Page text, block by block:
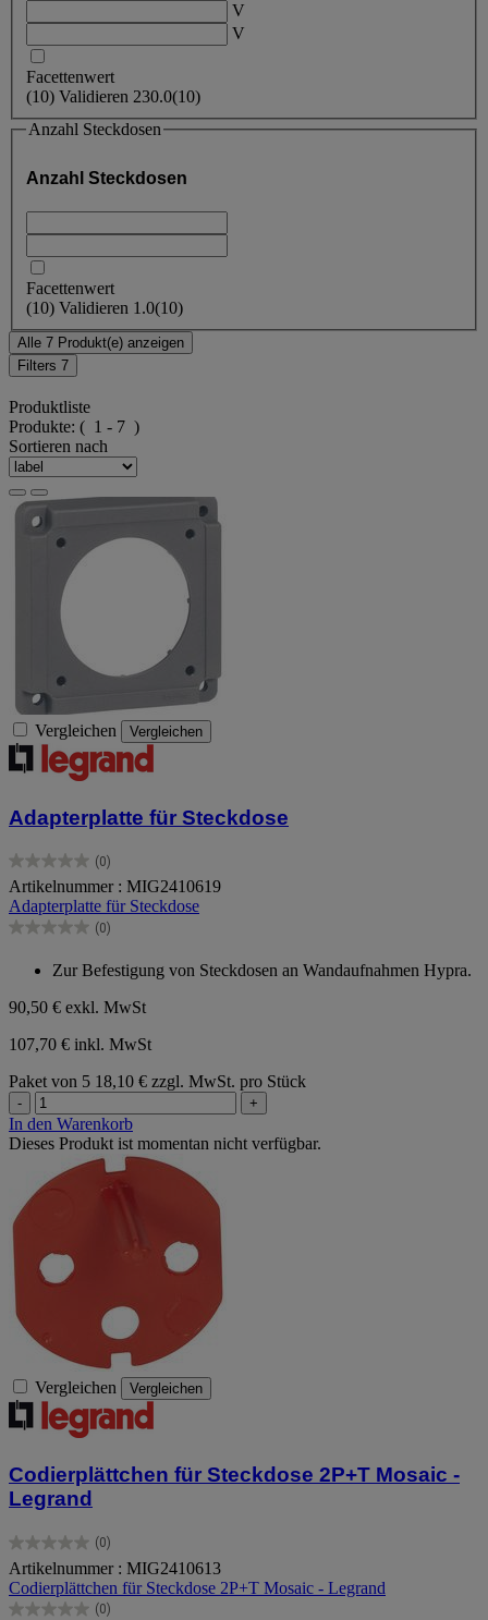
V
V
Facettenwert
(10) Validieren 230.0(10)
Anzahl Steckdosen
Anzahl Steckdosen
Facettenwert
(10) Validieren 1.0(10)
Alle 7 Produkt(e) anzeigen
Filters 7
Produktliste
Produkte: ( 1 - 7 )
Sortieren nach
Vergleichen Vergleichen
Adapterplatte für Steckdose
(0)
0.0
von
5
Sternen.
Artikelnummer : MIG2410619
Adapterplatte für Steckdose
(0)
0.0
Zur Befestigung von Steckdosen an Wandaufnahmen Hypra.
90,50 € exkl. MwSt
107,70 € inkl. MwSt
Paket von 5 18,10 € zzgl. MwSt. pro Stück
- +
In den Warenkorb
Dieses Produkt ist momentan nicht verfügbar.
Vergleichen Vergleichen
Codierplättchen für Steckdose 2P+T Mosaic -
Legrand
(0)
0.0
von
5
Sternen.
Artikelnummer : MIG2410613
Codierplättchen für Steckdose 2P+T Mosaic - Legrand
(0)